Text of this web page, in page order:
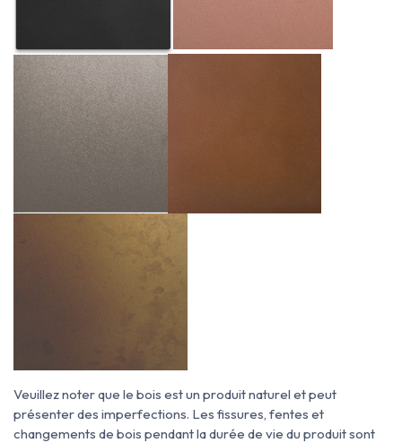
Veuillez noter que le bois est un produit naturel et peut
présenter des imperfections. Les fissures, fentes et
changements de bois pendant la durée de vie du produit sont